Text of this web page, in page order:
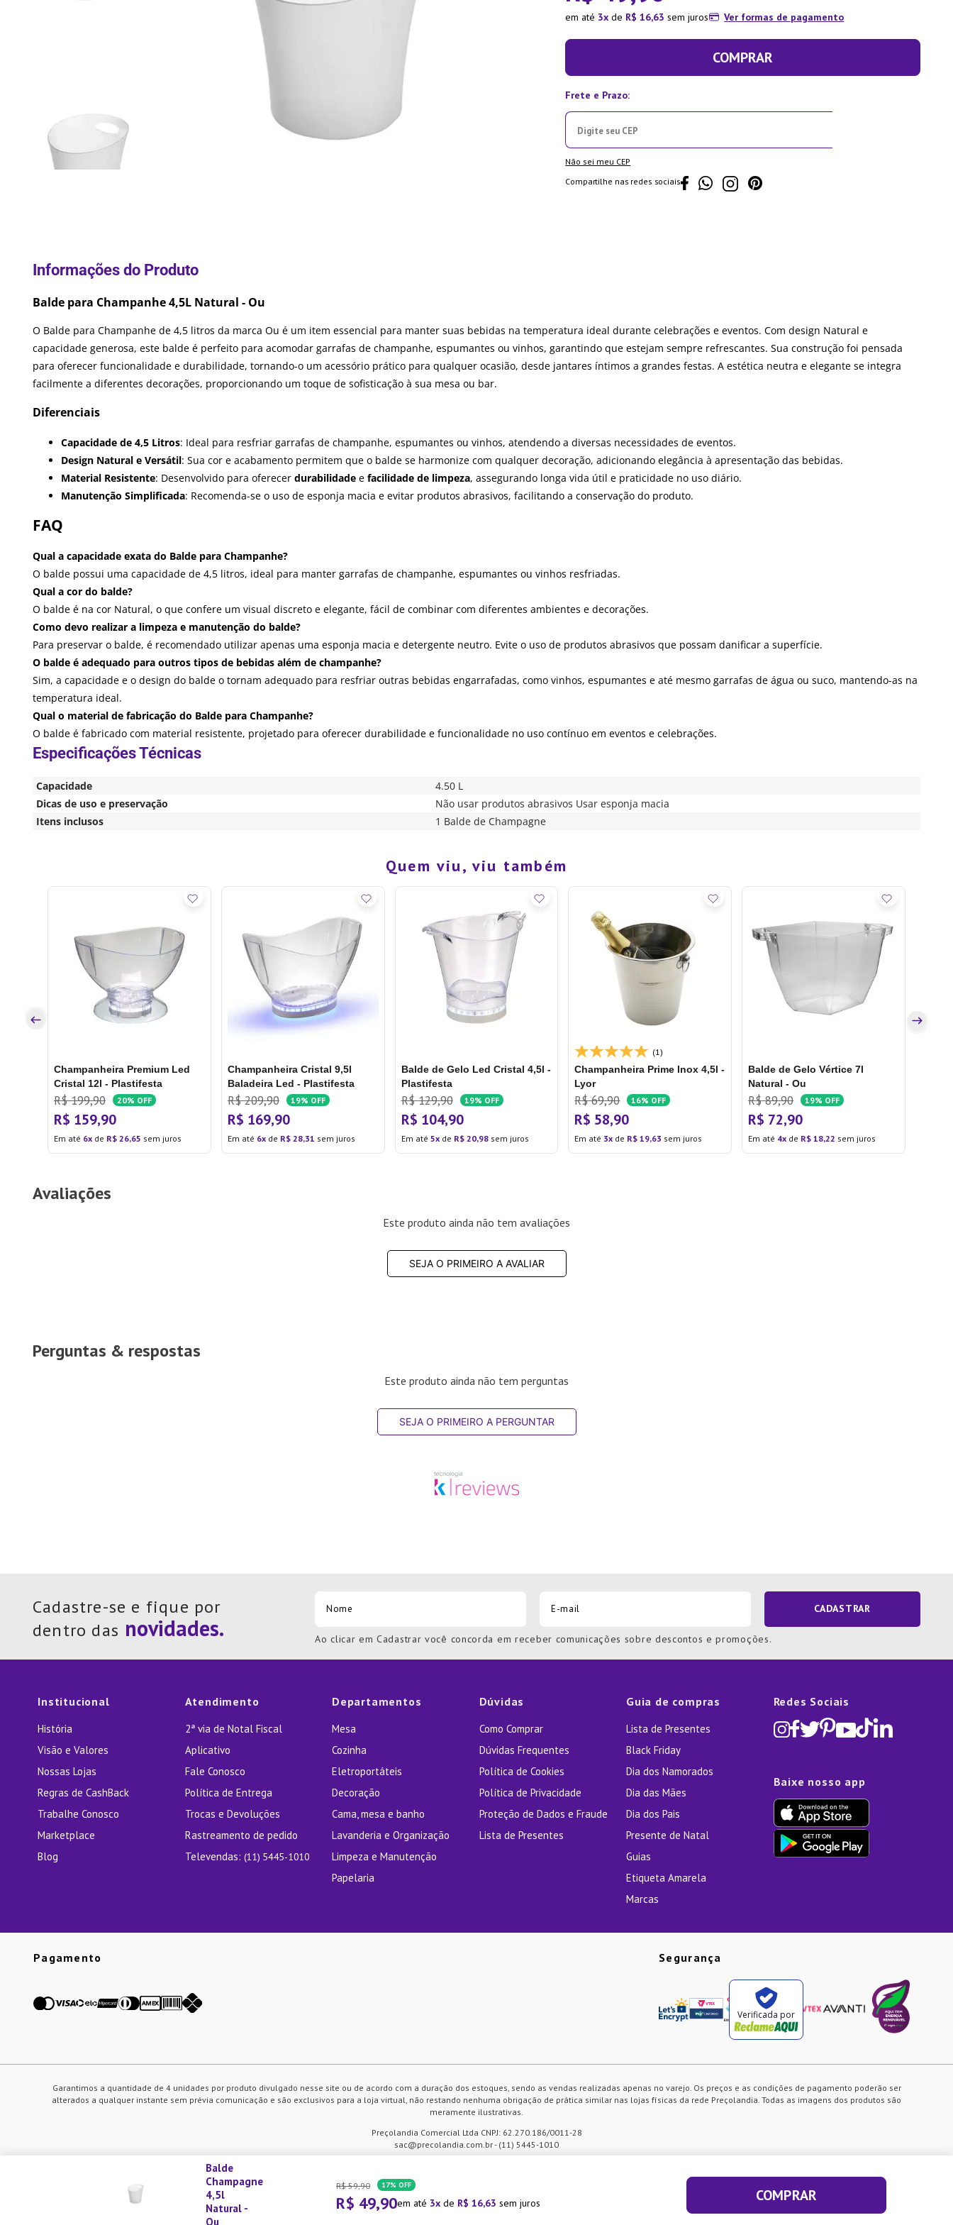
Utilizamos cookies para melhorar nosso site e sua experiência de compra. Ao continuar navegando
em nosso site você está de acordo com a nossa política quanto a utilização de cookies.
em até 3 de R$ 16,63 sem juros Ver formas de pagamento
COMPRAR
Não sei meu CEP
Compartilhe nas redes sociais
Balde para Champanhe 4,5L Natural - Ou
O Balde para Champanhe de 4,5 litros da marca Ou é um item essencial para manter suas bebidas na temperatura ideal durante celebrações e eventos. Com design Natural e
capacidade generosa, este balde é perfeito para acomodar garrafas de champanhe, espumantes ou vinhos, garantindo que estejam sempre refrescantes. Sua construção foi pensada
para oferecer funcionalidade e durabilidade, tornando-o um acessório prático para qualquer ocasião, desde jantares íntimos a grandes festas. A estética neutra e elegante se integra
facilmente a diferentes decorações, proporcionando um toque de sofisticação à sua mesa ou bar.
Diferenciais
Capacidade de 4,5 Litros: Ideal para resfriar garrafas de champanhe, espumantes ou vinhos, atendendo a diversas necessidades de eventos.
Design Natural e Versátil: Sua cor e acabamento permitem que o balde se harmonize com qualquer decoração, adicionando elegância à apresentação das bebidas.
Material Resistente: Desenvolvido para oferecer durabilidade e facilidade de limpeza, assegurando longa vida útil e praticidade no uso diário.
Manutenção Simplificada: Recomenda-se o uso de esponja macia e evitar produtos abrasivos, facilitando a conservação do produto.
FAQ
Qual a capacidade exata do Balde para Champanhe?
O balde possui uma capacidade de 4,5 litros, ideal para manter garrafas de champanhe, espumantes ou vinhos resfriadas.
Qual a cor do balde?
O balde é na cor Natural, o que confere um visual discreto e elegante, fácil de combinar com diferentes ambientes e decorações.
Como devo realizar a limpeza e manutenção do balde?
Para preservar o balde, é recomendado utilizar apenas uma esponja macia e detergente neutro. Evite o uso de produtos abrasivos que possam danificar a superfície.
O balde é adequado para outros tipos de bebidas além de champanhe?
Sim, a capacidade e o design do balde o tornam adequado para resfriar outras bebidas engarrafadas, como vinhos, espumantes e até mesmo garrafas de água ou suco, mantendo-as na
temperatura ideal.
Qual o material de fabricação do Balde para Champanhe?
O balde é fabricado com material resistente, projetado para oferecer durabilidade e funcionalidade no uso contínuo em eventos e celebrações.
Capacidade
4.50 L
Dicas de uso e preservação
Não usar produtos abrasivos Usar esponja macia
Itens inclusos
1 Balde de Champagne
Balde
Champagne
4,5l
Natural -
Ou
R$ 59,90 17% OFF
R$ 49,90em até 3 de R$ 16,63 sem juros COMPRAR
Quem viu, viu também
Champanheira Premium Led
Cristal 12l - Plastifesta
R$ 199,90 20% OFF
R$ 159,90
Em até 6 de R$ 26,65 sem juros
Champanheira Cristal 9,5l
Baladeira Led - Plastifesta
R$ 209,90 19% OFF
R$ 169,90
Em até 6 de R$ 28,31 sem juros
Balde de Gelo Led Cristal 4,5l -
Plastifesta
R$ 129,90 19% OFF
R$ 104,90
Em até 5 de R$ 20,98sem juros
(1)
Champanheira Prime Inox 4,5l -
Lyor
R$ 69,90 16% OFF
R$ 58,90
Em até 3 de R$ 19,63 sem juros
Balde de Gelo Vértice 7l
Natural - Ou
R$ 89,90 19% OFF
R$ 72,90
Em até 4 de R$ 18,22 sem juros
Avaliações
Este produto ainda não tem avaliações
SEJA O PRIMEIRO A AVALIAR
Perguntas & respostas
Este produto ainda não tem perguntas
SEJA O PRIMEIRO A PERGUNTAR
Cadastre-se e fique por
dentro das
CADASTRAR
Ao clicar em Cadastrar você concorda em receber comunicações sobre descontos e promoções.
Institucional
História
Visão e Valores
Nossas Lojas
Regras de CashBack
Trabalhe Conosco
Marketplace
Blog
Atendimento
2ª via de Notal Fiscal
Aplicativo
Fale Conosco
Política de Entrega
Trocas e Devoluções
Rastreamento de pedido
Televendas: (11) 5445-1010
Departamentos
Mesa
Cozinha
Eletroportáteis
Decoração
Cama, mesa e banho
Lavanderia e Organização
Limpeza e Manutenção
Papelaria
Dúvidas
Como Comprar
Dúvidas Frequentes
Política de Cookies
Política de Privacidade
Proteção de Dados e Fraude
Lista de Presentes
Guia de compras
Lista de Presentes
Black Friday
Dia dos Namorados
Dia das Mães
Dia dos Pais
Presente de Natal
Guias
Etiqueta Amarela
Marcas
Redes Sociais
Baixe nosso app
Pagamento Segurança
Verificada por
Garantimos a quantidade de 4 unidades por produto divulgado nesse site ou de acordo com a duração dos estoques, sendo as vendas realizadas apenas no varejo. Os preços e as condições de pagamento poderão ser
alterados a qualquer instante sem prévia comunicação e são exclusivos para a loja virtual, não restando nenhuma obrigação de prática similar nas lojas físicas da rede Preçolandia. Todas as imagens dos produtos são
meramente ilustrativas.
Preçolandia Comercial Ltda CNPJ: 62.270.186/0011-28
sac@precolandia.com.br - (11) 5445-1010